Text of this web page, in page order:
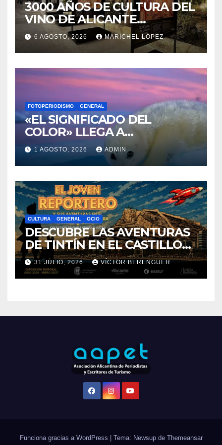
RENACEN EN EL CASTILLO
DE SANTA BÁRBARA
6 AGOSTO, 2026 MARICHEL LÓPEZ
FOTOPERIODISMO GENERAL
«EL SIGNIFICADO DEL
COLOR» LLEGA A
VILLAJOYOSA
1 AGOSTO, 2026 ADMIN
CULTURA GENERAL OCIO
DESCUBRE LAS AVENTURAS
DE TINTÍN EN EL CASTILLO
DE SANTA BÁRBARA DE
ALICANTE
31 JULIO, 2026 VÍCTOR BERENGUER